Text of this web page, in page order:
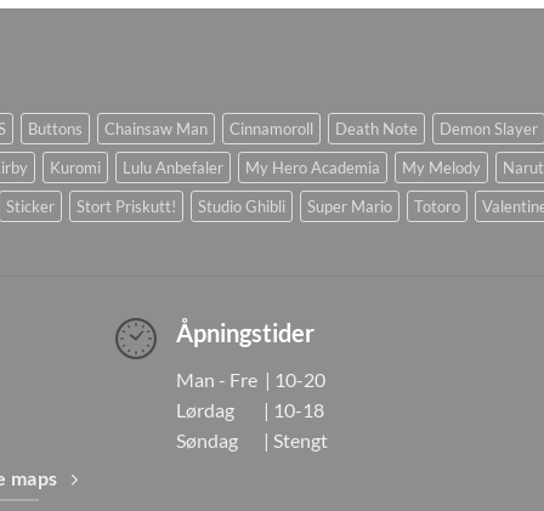
Buttons Chainsaw Man Cinnamoroll Death Note Demon Slayer
Kuromi Lulu Anbefaler My Hero Academia My Melody
Sticker Stort Priskutt! Studio Ghibli Super Mario Totoro
maps
Åpningstider
Man - Fre | 10-20
Lørdag | 10-18
Søndag | Stengt